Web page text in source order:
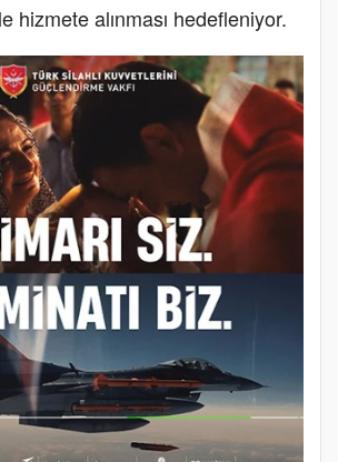
hizmete alınması hedefleniyor.